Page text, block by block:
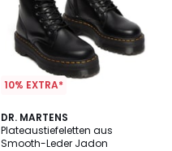
10% EXTRA*
DR. MARTENS
Plateaustiefeletten aus
Smooth-Leder Jadon
4,8
/ 5